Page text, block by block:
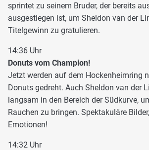
sprintet zu seinem Bruder, der bereits
ausgestiegen ist, um Sheldon van der
Titelgewinn zu gratulieren.
14:36 Uhr
Donuts vom Champion!
Jetzt werden auf dem Hockenheimring
Donuts gedreht. Auch Sheldon van der
langsam in den Bereich der Südkurve,
Rauchen zu bringen. Spektakuläre
Emotionen!
14:32 Uhr